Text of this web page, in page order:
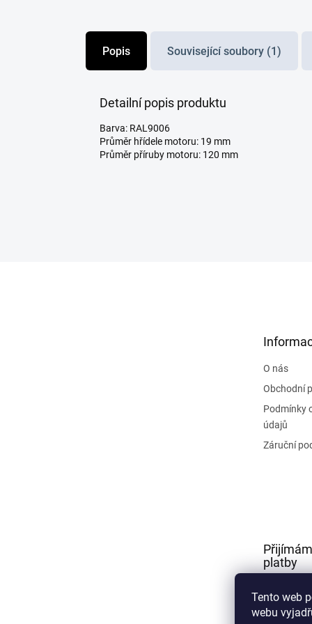
Tento web
webu
Popis Související soubory (1)
Detailní popis produktu
Barva: RAL9006
Průměr hřídele motoru: 19 mm
Průměr příruby motoru: 120 mm
O nás
Obchodní
Podmínky
údajů
Záruční
platby